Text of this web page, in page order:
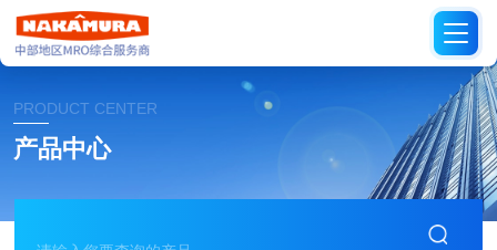
PRODUCT CENTER
产品中心